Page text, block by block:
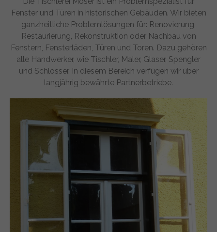
Fenster und Türen in historischen Gebäuden. Wir bieten
ganzheitliche Problemlösungen für: Renovierung,
Restaurierung, Rekonstruktion oder Nachbau von
Fenstern, Fensterläden, Türen und Toren. Dazu gehören
alle Handwerker, wie Tischler, Maler, Glaser, Spengler
und Schlosser. In diesem Bereich verfügen wir über
langjährig bewährte Partnerbetriebe.